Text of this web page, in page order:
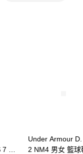
發現惡意使用之情形，
男
Under Armour
2 NM4 男女 籃球